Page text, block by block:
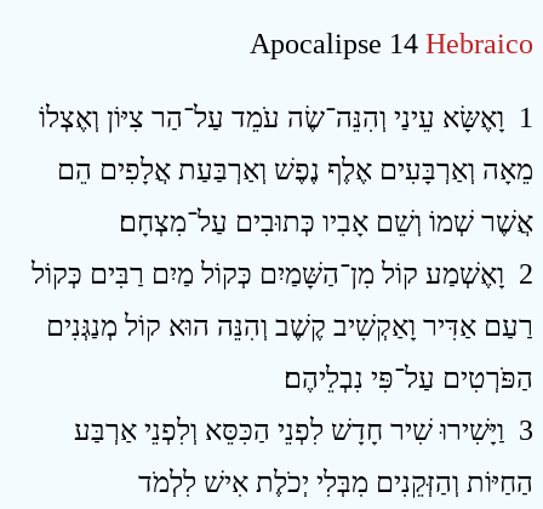
Apocalipse 14 Hebraico
1 וָאֶשָּׂא עֵינַי וְהִנֵּה־שֶׂה עֹמֵד עַל־הַר צִיּוֹן וְאֶצְלוֹ
מֵאָה וְאַרְבָּעִים אֶלֶף נֶפֶשׁ וְאַרְבַּעַת אֲלָפִים הֵם
אֲשֶׁר שְׁמוֹ וְשֵׁם אָבִיו כְּתוּבִים עַל־מִצְחָם׃
2 וָאֶשְׁמַע קוֹל מִן־הַשָּׁמַיִם כְּקוֹל מַיִם רַבִּים כְּקוֹל
רַעַם אַדִּיר וָאַקְשִׁיב קֶשֶׁב וְהִנֵּה הוּא קוֹל מְנַגְּנִים
הַפֹּרְטִים עַל־פִּי נִבְלֵיהֶם׃
3 וַיָּשִׁירוּ שִׁיר חָדָשׁ לִפְנֵי הַכִּסֵּא וְלִפְנֵי אַרְבַּע
הַחַיּוֹת וְהַזְּקֵנִים מִבְּלִי יְכֹלֶת אִישׁ לִלְמֹד